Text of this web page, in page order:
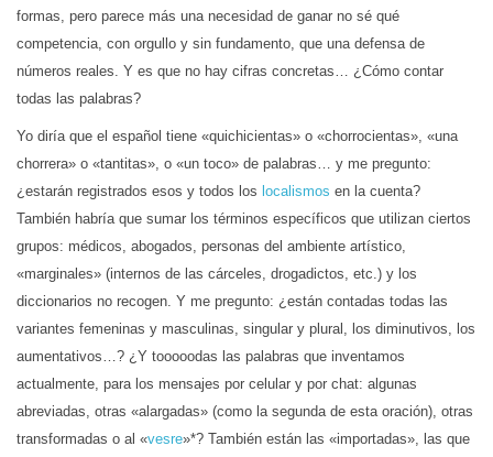
formas, pero parece más una necesidad de ganar no sé qué
competencia, con orgullo y sin fundamento, que una defensa de
números reales. Y es que no hay cifras concretas… ¿Cómo contar
todas las palabras?
Yo diría que el español tiene «quichicientas» o «chorrocientas», «una
chorrera» o «tantitas», o «un toco» de palabras… y me pregunto:
¿estarán registrados esos y todos los localismos en la cuenta?
También habría que sumar los términos específicos que utilizan ciertos
grupos: médicos, abogados, personas del ambiente artístico,
«marginales» (internos de las cárceles, drogadictos, etc.) y los
diccionarios no recogen. Y me pregunto: ¿están contadas todas las
variantes femeninas y masculinas, singular y plural, los diminutivos, los
aumentativos…? ¿Y tooooodas las palabras que inventamos
actualmente, para los mensajes por celular y por chat: algunas
abreviadas, otras «alargadas» (como la segunda de esta oración), otras
transformadas o al «vesre»*? También están las «importadas», las que